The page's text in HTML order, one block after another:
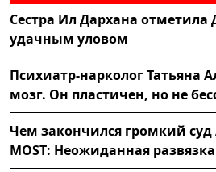
Сестра Ил Дархана отметила
удачным уловом
Психиатр-нарколог Татьяна
мозг. Он пластичен, но не
Чем закончился громкий суд
MOST: Неожиданная развязка